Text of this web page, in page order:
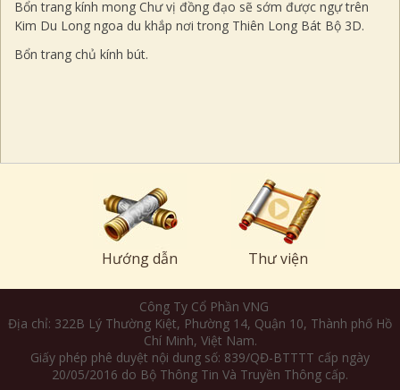
Bổn trang kính mong Chư vị đồng đạo sẽ sớm được ngự trên
Kim Du Long ngoa du khắp nơi trong Thiên Long Bát Bộ 3D.
Bổn trang chủ kính bút.
Hướng dẫn Thư viện
Công Ty Cổ Phần VNG
Địa chỉ: 322B Lý Thường Kiệt, Phường 14, Quận 10, Thành phố Hồ
Chí Minh, Việt Nam.
Giấy phép phê duyệt nội dung số: 839/QĐ-BTTTT cấp ngày
20/05/2016 do Bộ Thông Tin Và Truyền Thông cấp.